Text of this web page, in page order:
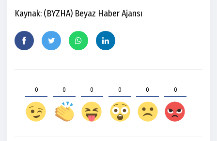
Kaynak: (BYZHA) Beyaz Haber Ajansı
0 0 0 0 0 0